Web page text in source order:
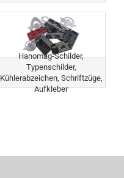
Hanomag-Schilder,
Typenschilder,
Kühlerabzeichen, Schriftzüge,
Aufkleber